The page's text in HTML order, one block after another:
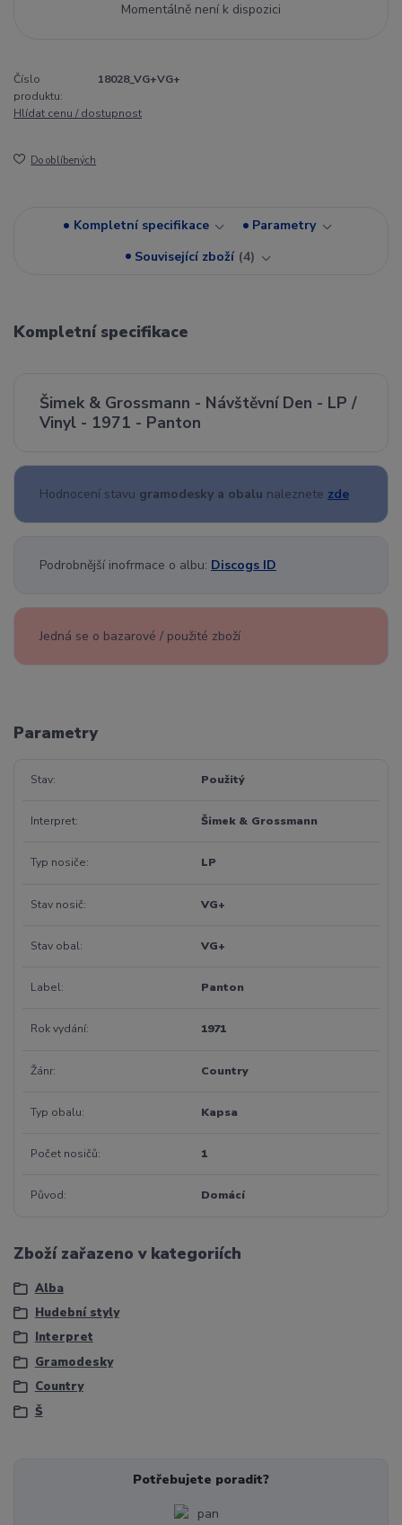
Momentálně není k dispozici
Číslo
produktu:
18028_VG+VG+
Hlídat cenu / dostupnost
Do oblíbených
Kompletní specifikace
Parametry
Související zboží 4
Kompletní specifikace
Šimek & Grossmann - Návštěvní Den - LP /
Vinyl - 1971 - Panton
Hodnocení stavu gramodesky a obalu naleznete zde
Podrobnější inofrmace o albu: Discogs ID
Jedná se o bazarové / použité zboží
Parametry
Stav Použitý
Interpret Šimek & Grossmann
Typ nosiče LP
Stav nosič VG+
Stav obal VG+
Label Panton
Rok vydání 1971
Žánr Country
Typ obalu Kapsa
Počet nosičů 1
Původ Domácí
Zboží zařazeno v kategoriích
Alba
Hudební styly
Interpret
Gramodesky
Country
Š
Potřebujete poradit?